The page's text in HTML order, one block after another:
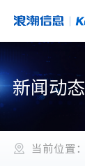
新闻动态
当前位置：